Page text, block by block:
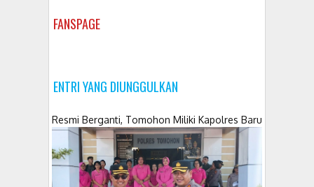
FANSPAGE
ENTRI YANG DIUNGGULKAN
Resmi Berganti, Tomohon Miliki Kapolres Baru